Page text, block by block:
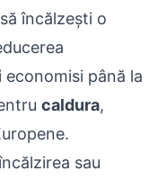
încălzești o
până la
caldura,
sau